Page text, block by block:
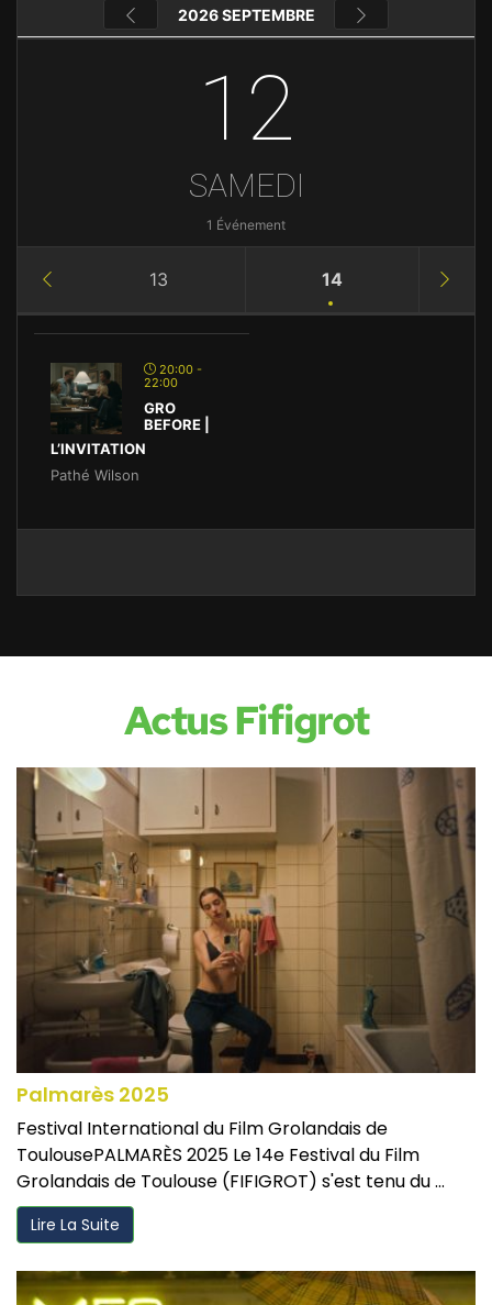
2026 SEPTEMBRE
12
SAMEDI
1 Événement
13 14
20:00 -
22:00
GRO
BEFORE |
L’INVITATION
Pathé Wilson
Actus Fifigrot
Palmarès 2025
Festival International du Film Grolandais de
ToulousePALMARÈS 2025 Le 14e Festival du Film
Grolandais de Toulouse (FIFIGROT) s'est tenu du ...
Lire La Suite